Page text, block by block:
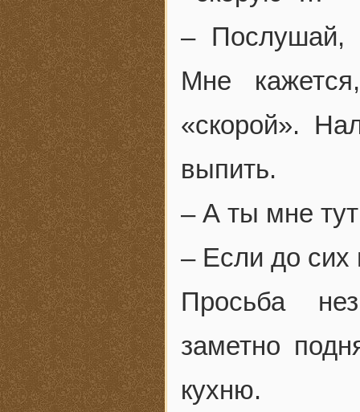
– Послушай,
Мне
«скорой».
выпить.
– А ты мне
– Если до сих
Просьба
заметно
кухню.